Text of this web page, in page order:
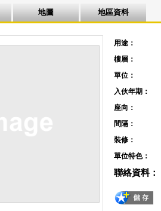
地圖 地區資料
用途：
樓層：
單位：
入伙年期：
座向：
間隔：
裝修：
單位特色：
聯絡資料：